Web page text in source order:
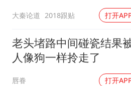
乐享全民
大秦论道 2018跟贴 打开
老头堵路中间碰瓷结果
人像狗一样拎走了
唇眷 打开